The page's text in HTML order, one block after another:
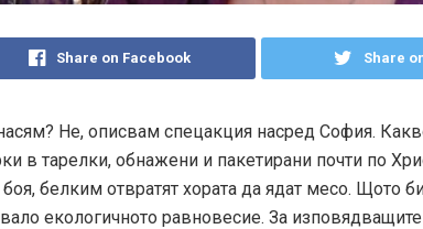
Share on Facebook Share
Не, описвам спецакция насред София.
в тарелки, обнажени и пакетирани почти по
белким отвратят хората да ядат месо. Щото
екологичното равновесие. За